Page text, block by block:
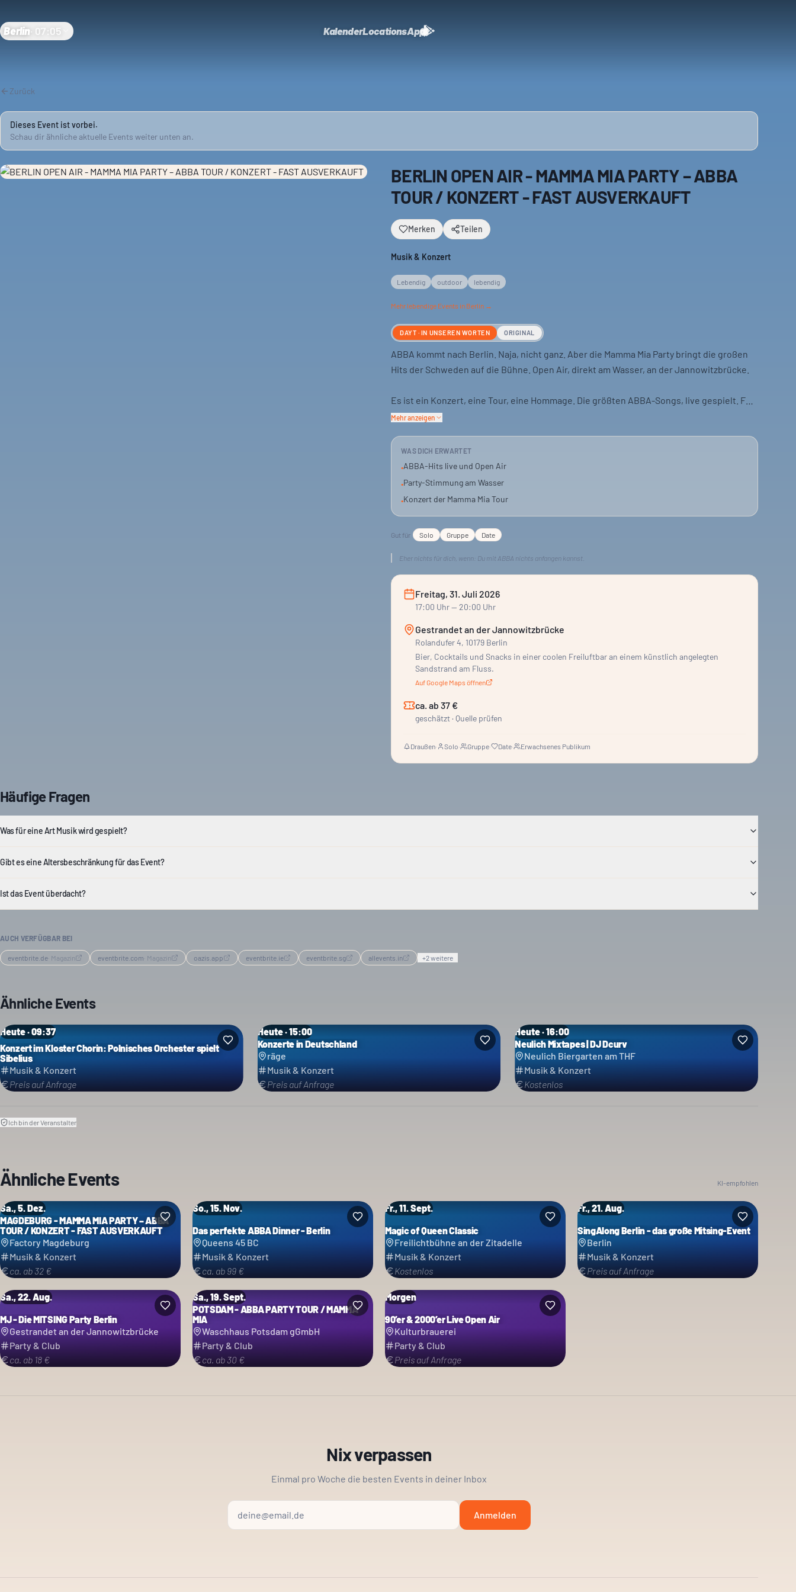
Berlin 07:05 KalenderLocationsApp
Zurück
Dieses Event ist vorbei.
Schau dir ähnliche aktuelle Events weiter unten an.
BERLIN OPEN AIR - MAMMA MIA PARTY – ABBA
TOUR / KONZERT - FAST AUSVERKAUFT
Merken Teilen
Musik & Konzert
Lebendig outdoor lebendig
Mehr lebendige Events in Berlin →
DAYT · IN UNSEREN WORTEN ORIGINAL
ABBA kommt nach Berlin. Naja, nicht ganz. Aber die Mamma Mia Party bringt die großen
Hits der Schweden auf die Bühne. Open Air, direkt am Wasser, an der Jannowitzbrücke.
Es ist ein Konzert, eine Tour, eine Hommage. Die größten ABBA-Songs, live gespielt. Für
alle, die Dancing Queen und Waterloo mitsingen wollen. Oder einfach nur gute Laune
Das Event ist fast ausverkauft. Wer dabei sein will, sollte sich beeilen. Ein Abend mit viel
Musik und nostalgischem Flair. Für Fans der 70er und 80er.
Mehr anzeigen
WAS DICH ERWARTET
•ABBA-Hits live und Open Air
•Party-Stimmung am Wasser
•Konzert der Mamma Mia Tour
Gut für Solo Gruppe Date
Eher nichts für dich, wenn: Du mit ABBA nichts anfangen kannst.
Freitag, 31. Juli 2026
17:00 Uhr— 20:00 Uhr
Gestrandet an der Jannowitzbrücke
Rolandufer 4, 10179 Berlin
Bier, Cocktails und Snacks in einer coolen Freiluftbar an einem künstlich angelegten
Sandstrand am Fluss.
Auf Google Maps öffnen
ca. ab 37 €
geschätzt · Quelle prüfen
Draußen· Solo· Gruppe· Date· Erwachsenes Publikum
Häufige Fragen
Was für eine Art Musik wird gespielt?
Gibt es eine Altersbeschränkung für das Event?
Ist das Event überdacht?
AUCH VERFÜGBAR BEI
eventbrite.de Magazin eventbrite.com Magazin oazis.app eventbrite.ie eventbrite.sg allevents.in +2weitere
Ähnliche Events
Heute · 09:37
Konzert im Kloster Chorin: Polnisches Orchester spielt
Sibelius
Musik & Konzert
Preis auf Anfrage
Heute · 15:00
Konzerte in Deutschland
räge
Musik & Konzert
Preis auf Anfrage
Heute · 16:00
Neulich Mixtapes | DJ Dcurv
Neulich Biergarten am THF
Musik & Konzert
Kostenlos
Ich bin der Veranstalter
Ähnliche Events KI-empfohlen
Sa., 5. Dez.
MAGDEBURG - MAMMA MIA PARTY – ABBA
TOUR / KONZERT - FAST AUSVERKAUFT
Factory Magdeburg
Musik & Konzert
ca. ab 32 €
So., 15. Nov.
Das perfekte ABBA Dinner - Berlin
Queens 45 BC
Musik & Konzert
ca. ab 99 €
Fr., 11. Sept.
Magic of Queen Classic
Freilichtbühne an der Zitadelle
Musik & Konzert
Kostenlos
Fr., 21. Aug.
SingAlong Berlin - das große Mitsing-Event
Berlin
Musik & Konzert
Preis auf Anfrage
Sa., 22. Aug.
MJ - Die MITSING Party Berlin
Gestrandet an der Jannowitzbrücke
Party & Club
ca. ab 18 €
Sa., 19. Sept.
POTSDAM - ABBA PARTY TOUR / MAMMA
MIA
Waschhaus Potsdam gGmbH
Party & Club
ca. ab 30 €
Morgen
90’er & 2000’er Live Open Air
Kulturbrauerei
Party & Club
Preis auf Anfrage
Nix verpassen
Einmal pro Woche die besten Events in deiner Inbox
Anmelden